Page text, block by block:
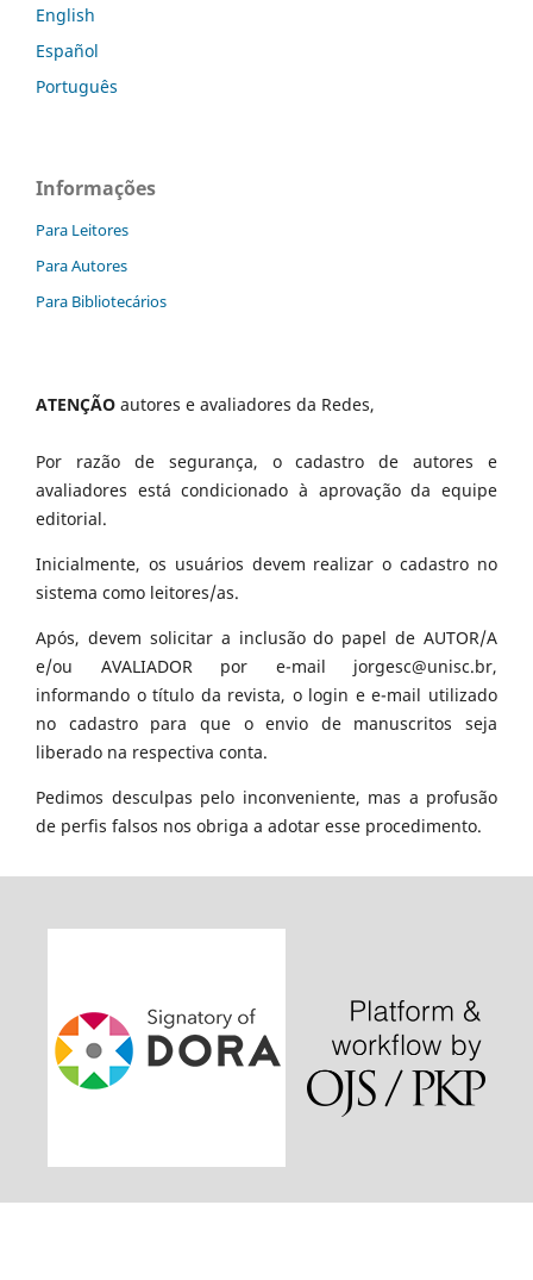
English
Español
Português
Informações
Para Leitores
Para Autores
Para Bibliotecários
ATENÇÃO autores e avaliadores da Redes,
Por razão de segurança, o cadastro de autores e
avaliadores está condicionado à aprovação da equipe
editorial.
Inicialmente, os usuários devem realizar o cadastro no
sistema como leitores/as.
Após, devem solicitar a inclusão do papel de AUTOR/A
e/ou AVALIADOR por e-mail jorgesc@unisc.br,
informando o título da revista, o login e e-mail utilizado
no cadastro para que o envio de manuscritos seja
liberado na respectiva conta.
Pedimos desculpas pelo inconveniente, mas a profusão
de perfis falsos nos obriga a adotar esse procedimento.